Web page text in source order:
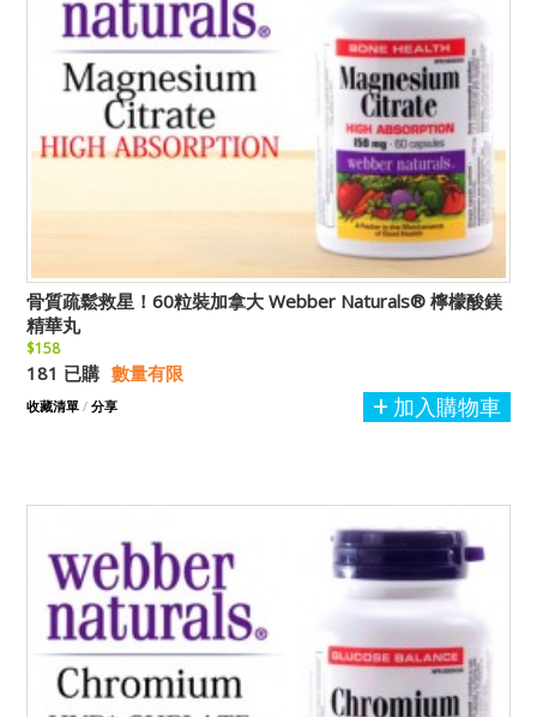
骨質疏鬆救星！60粒裝加拿大 Webber Naturals® 檸檬酸鎂
精華丸
$158
181 已購 數量有限
加入購物車
收藏清單 / 分享